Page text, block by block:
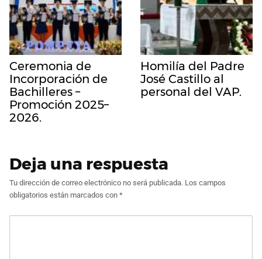
Ceremonia de
Incorporación de
Bachilleres –
Promoción 2025–
2026.
Homilía del Padre
José Castillo al
personal del VAP.
Deja una respuesta
Tu dirección de correo electrónico no será publicada. Los campos
obligatorios están marcados con *